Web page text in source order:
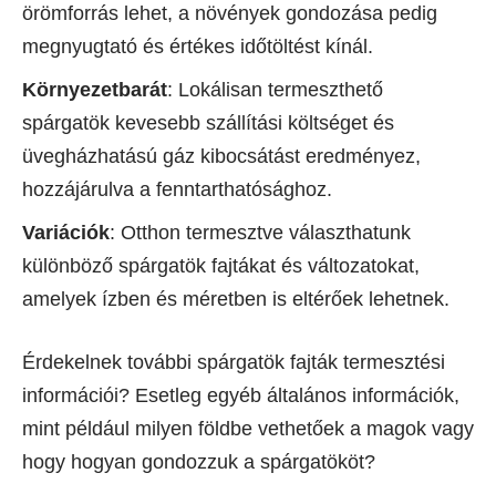
örömforrás lehet, a növények gondozása pedig
megnyugtató és értékes időtöltést kínál.
Környezetbarát: Lokálisan termeszthető
spárgatök kevesebb szállítási költséget és
üvegházhatású gáz kibocsátást eredményez,
hozzájárulva a fenntarthatósághoz.
Variációk: Otthon termesztve választhatunk
különböző spárgatök fajtákat és változatokat,
amelyek ízben és méretben is eltérőek lehetnek.
Érdekelnek további spárgatök fajták termesztési
információi? Esetleg egyéb általános információk,
mint például milyen földbe vethetőek a magok vagy
hogy hogyan gondozzuk a spárgatököt?